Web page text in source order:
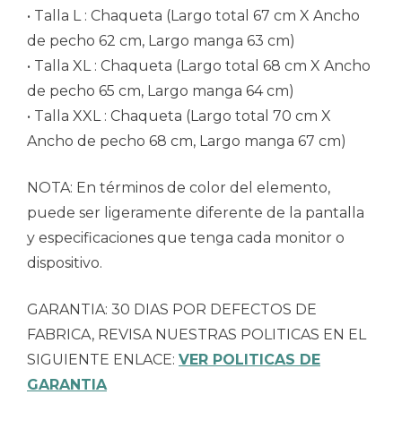
• Talla L : Chaqueta (Largo total 67 cm X Ancho
de pecho 62 cm, Largo manga 63 cm)
• Talla XL : Chaqueta (Largo total 68 cm X Ancho
de pecho 65 cm, Largo manga 64 cm)
• Talla XXL : Chaqueta (Largo total 70 cm X
Ancho de pecho 68 cm, Largo manga 67 cm)
NOTA: En términos de color del elemento,
puede ser ligeramente diferente de la pantalla
y especificaciones que tenga cada monitor o
dispositivo.
GARANTIA: 30 DIAS POR DEFECTOS DE
FABRICA, REVISA NUESTRAS POLITICAS EN EL
SIGUIENTE ENLACE: VER POLITICAS DE
GARANTIA